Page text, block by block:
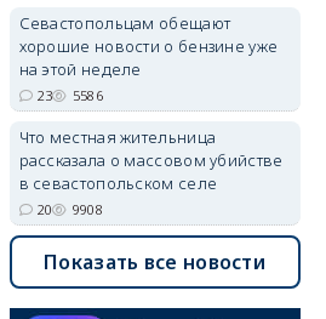
руководитель нового рода
войск.
05/08/2026 14:54 1336
Севастопольцам обещают
хорошие новости о бензине уже
на этой неделе
23 5586
Что местная жительница
рассказала о массовом убийстве
в севастопольском селе
20 9908
Показать все новости